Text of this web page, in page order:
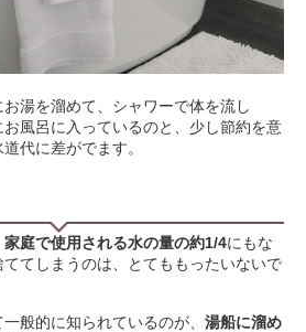
湯を溜めて、シャワーで体を流し
風呂に入っているのと、少し節約を意
代に差がでます。
家庭で使用される水の量の約1/4にもな
てしまうのは、とてももったいないで
般的に知られているのが、 湯船に溜め